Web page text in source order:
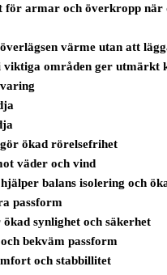
armar och överkropp när
värme utan att
viktiga områden ger utmärkt
ökad rörelsefrihet
väder och vind
balans isolering och
passform
synlighet och säkerhet
bekväm passform
och stabbillitet